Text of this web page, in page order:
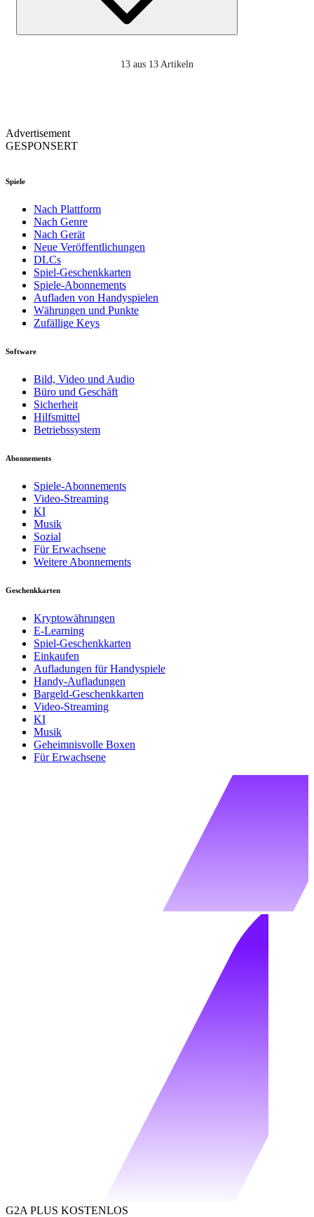
13 aus 13 Artikeln
Advertisement
GESPONSERT
Spiele
Nach Plattform
Nach Genre
Nach Gerät
Neue Veröffentlichungen
DLCs
Spiel-Geschenkkarten
Spiele-Abonnements
Aufladen von Handyspielen
Währungen und Punkte
Zufällige Keys
Software
Bild, Video und Audio
Büro und Geschäft
Sicherheit
Hilfsmittel
Betriebssystem
Abonnements
Spiele-Abonnements
Video-Streaming
KI
Musik
Sozial
Für Erwachsene
Weitere Abonnements
Geschenkkarten
Kryptowährungen
E-Learning
Spiel-Geschenkkarten
Einkaufen
Aufladungen für Handyspiele
Handy-Aufladungen
Bargeld-Geschenkkarten
Video-Streaming
KI
Musik
Geheimnisvolle Boxen
Für Erwachsene
G2A PLUS KOSTENLOS